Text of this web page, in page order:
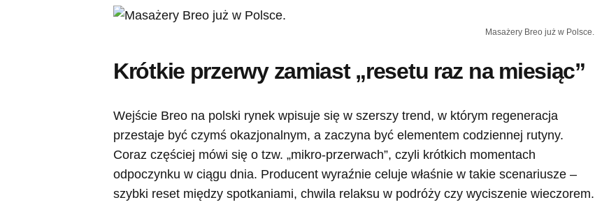
Masażery Breo już w Polsce.
Krótkie przerwy zamiast „resetu raz na miesiąc”
Wejście Breo na polski rynek wpisuje się w szerszy trend, w którym regeneracja
przestaje być czymś okazjonalnym, a zaczyna być elementem codziennej rutyny.
Coraz częściej mówi się o tzw. „mikro-przerwach”, czyli krótkich momentach
odpoczynku w ciągu dnia. Producent wyraźnie celuje właśnie w takie scenariusze –
szybki reset między spotkaniami, chwila relaksu w podróży czy wyciszenie wieczorem.